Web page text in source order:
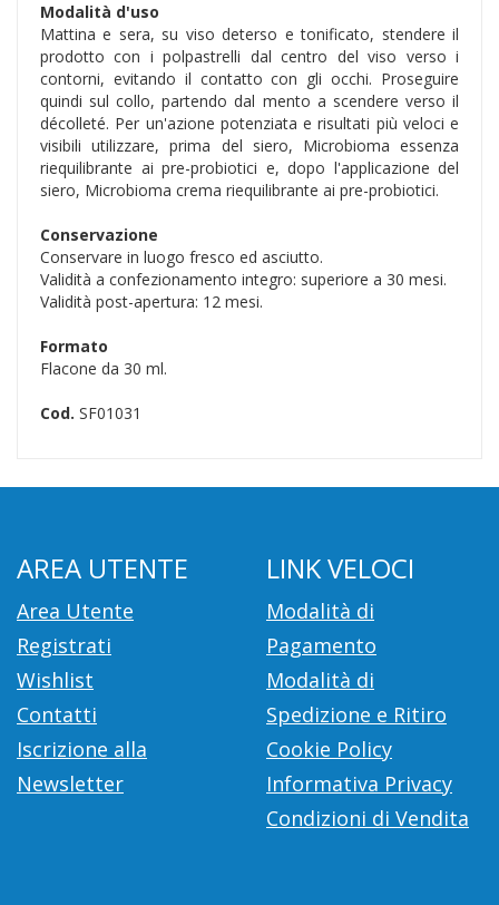
Modalità d'uso
Mattina e sera, su viso deterso e tonificato, stendere il
prodotto con i polpastrelli dal centro del viso verso i
contorni, evitando il contatto con gli occhi. Proseguire
quindi sul collo, partendo dal mento a scendere verso il
décolleté. Per un'azione potenziata e risultati più veloci e
visibili utilizzare, prima del siero, Microbioma essenza
riequilibrante ai pre-probiotici e, dopo l'applicazione del
siero, Microbioma crema riequilibrante ai pre-probiotici.
Conservazione
Conservare in luogo fresco ed asciutto.
Validità a confezionamento integro: superiore a 30 mesi.
Validità post-apertura: 12 mesi.
Formato
Flacone da 30 ml.
Cod. SF01031
AREA UTENTE
Area Utente
Registrati
Wishlist
Contatti
Iscrizione alla
Newsletter
LINK VELOCI
Modalità di
Pagamento
Modalità di
Spedizione e Ritiro
Cookie Policy
Informativa Privacy
Condizioni di Vendita